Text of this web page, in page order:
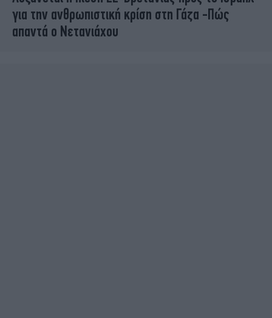
για την ανθρωπιστική κρίση στη Γάζα -Πώς
απαντά ο Νετανιάχου